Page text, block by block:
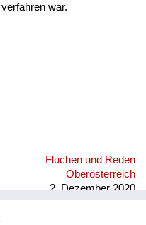
war.
Fluchen und Reden
Oberösterreich
2. Dezember 2020